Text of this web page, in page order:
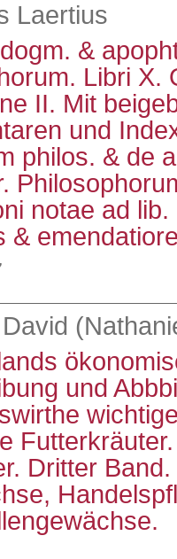
Laertius
&
Libri X.
II. Mit
und
philos. & de
notae ad
&
und
Dritter